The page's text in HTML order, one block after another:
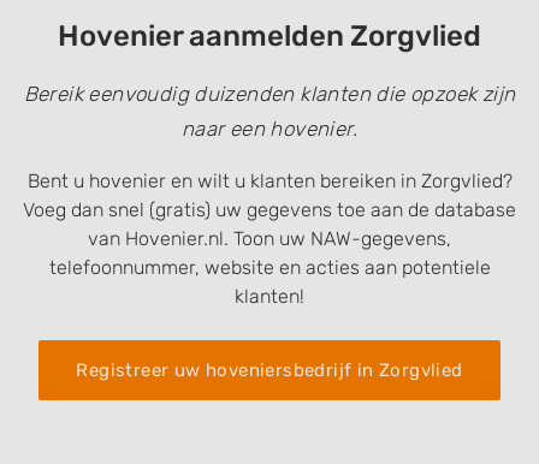
Hovenier aanmelden Zorgvlied
Bereik eenvoudig duizenden klanten die opzoek zijn
naar een hovenier.
Bent u hovenier en wilt u klanten bereiken in Zorgvlied?
Voeg dan snel (gratis) uw gegevens toe aan de database
van Hovenier.nl. Toon uw NAW-gegevens,
telefoonnummer, website en acties aan potentiele
klanten!
Registreer uw hoveniersbedrijf in Zorgvlied